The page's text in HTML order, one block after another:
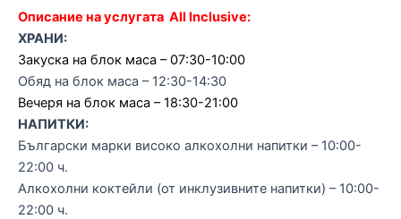
Описание на услугата All Inclusive:
ХРАНИ:
Закуска на блок маса – 07:30-10:00
Обяд на блок маса – 12:30-14:30
Вечеря на блок маса – 18:30-21:00
НАПИТКИ:
Български марки високо алкохолни напитки – 10:00-
22:00 ч.
Алкохолни коктейли (от инклузивните напитки) – 10:00-
22:00 ч.